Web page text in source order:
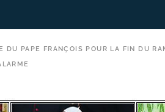
DU PAPE FRANÇOIS POUR LA FIN DU